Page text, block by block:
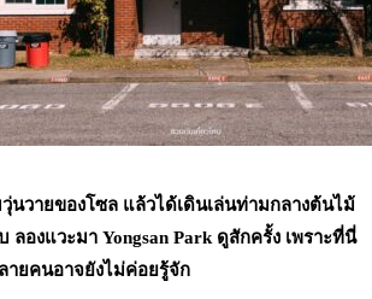
นวายของโซล แล้วได้เดินเล่นท่ามกลางต้นไม้
ลองแวะมา Yongsan Park ดูสักครั้ง เพราะที่นี่
ยคนอาจยังไม่ค่อยรู้จัก